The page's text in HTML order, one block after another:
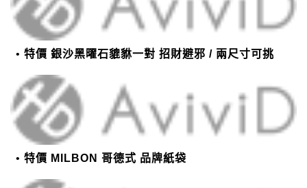
特價 銀沙黑曜石貔貅一對 招財避邪 / 兩尺寸可挑
特價 MILBON 哥德式 品牌紙袋